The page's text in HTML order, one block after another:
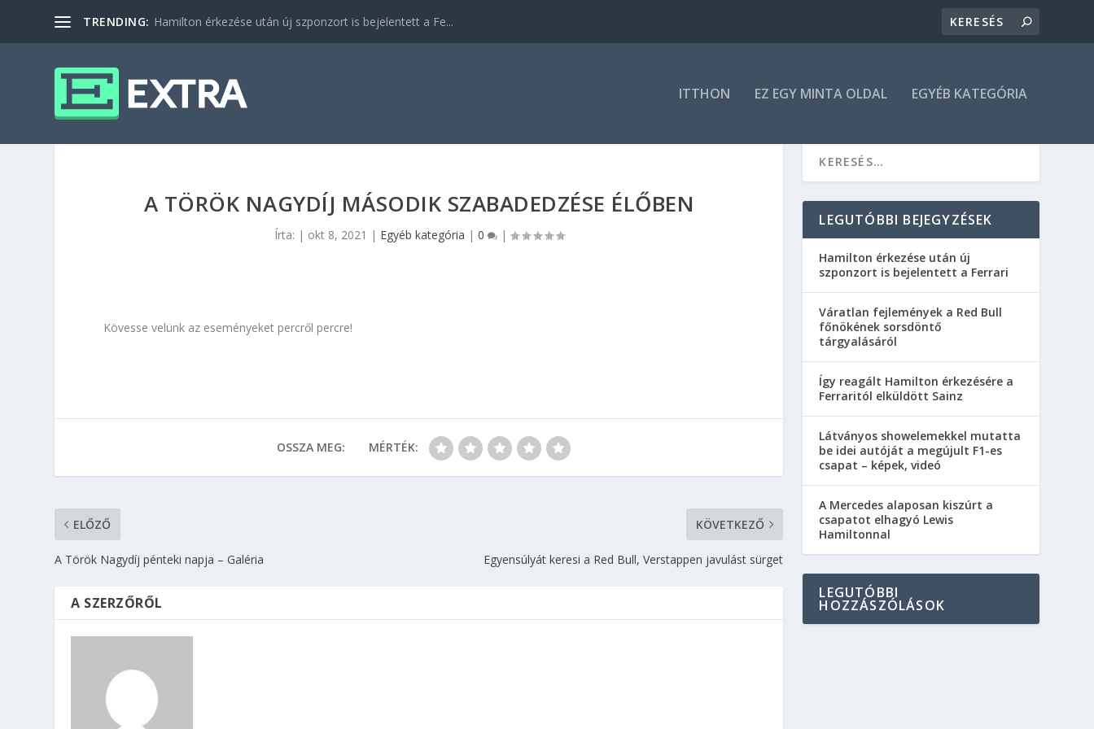
TRENDING: Hamilton érkezése után új szponzort is bejelentett a Fe...
ITTHON EZ EGY MINTA OLDAL EGYÉB KATEGÓRIA
A TÖRÖK NAGYDÍJ MÁSODIK SZABADEDZÉSE ÉLŐBEN
Írta: | okt 8, 2021 | Egyéb kategória | 0 |
Kövesse velünk az eseményeket percről percre!
OSSZA MEG: MÉRTÉK:
ELŐZŐ
A Török Nagydíj pénteki napja – Galéria
KÖVETKEZŐ
Egyensúlyát keresi a Red Bull, Verstappen javulást sürget
A SZERZŐRŐL
LEGUTÓBBI BEJEGYZÉSEK
Hamilton érkezése után új
szponzort is bejelentett a Ferrari
Váratlan fejlemények a Red Bull
főnökének sorsdöntő
tárgyalásáról
Így reagált Hamilton érkezésére a
Ferraritól elküldött Sainz
Látványos showelemekkel mutatta
be idei autóját a megújult F1-es
csapat – képek, videó
A Mercedes alaposan kiszúrt a
csapatot elhagyó Lewis
Hamiltonnal
LEGUTÓBBI
HOZZÁSZÓLÁSOK